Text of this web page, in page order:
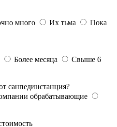
много Их тьма
Пока
Более месяца
Свыше 6
санпединстанция?
обрабатывающие